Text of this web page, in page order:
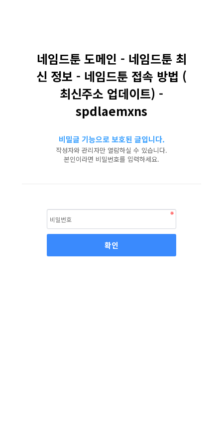
네임드툰 도메인 - 네임드툰 최
신 정보 - 네임드툰 접속 방법 (
최신주소 업데이트) -
spdlaemxns
비밀글 기능으로 보호된 글입니다.
작성자와 관리자만 열람하실 수 있습니다.
본인이라면 비밀번호를 입력하세요.